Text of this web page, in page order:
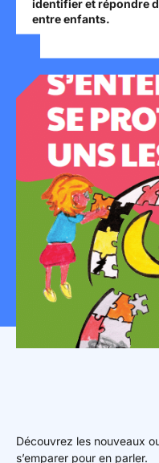
identifier et répondre
entre enfants.
Découvrez les nouveaux
s’emparer pour en parler.